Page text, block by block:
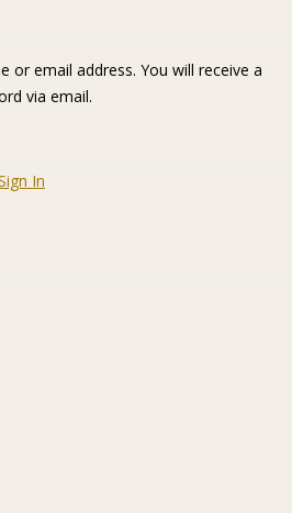
or email address. You will receive a
via email.
In